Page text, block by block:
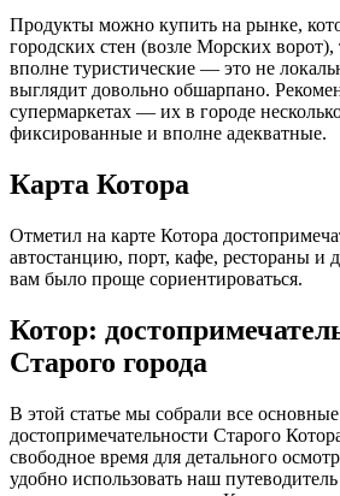
Продукты можно купить на рынке,
городских стен (возле Морских
вполне туристические — это не
выглядит довольно обшарпано.
супермаркетах — их в городе
фиксированные и вполне адекватные.
Карта Котора
Отметил на карте Котора
автостанцию, порт, кафе, рестораны и
вам было проще сориентироваться.
Котор:
Старого города
В этой статье мы собрали все основные
достопримечательности Старого
свободное время для детального
удобно использовать наш